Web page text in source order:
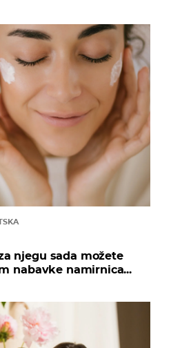
njegu sada možete
nabavke namirnica...